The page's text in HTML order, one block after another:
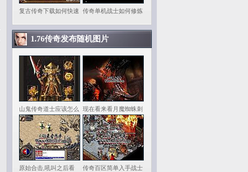
复古传奇下载如何快速 传奇单机战士如何修炼
1.76传奇发布随机图片
山鬼传奇道士应该怎么 现在看来看月魔蜘蛛刺
原始合击,吼叫之后看 传奇百区简单入手战士